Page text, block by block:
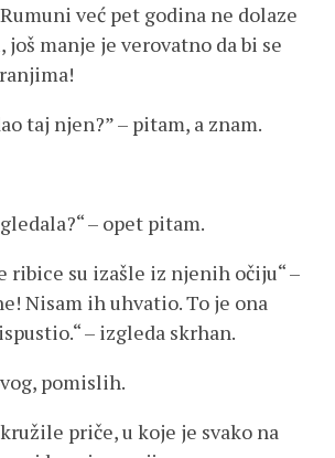
već pet godina ne dolaze
još manje je verovatno da bi se
taj njen?” – pitam, a znam.
– opet pitam.
ribice su izašle iz njenih očiju“ –
Nisam ih uhvatio. To je ona
– izgleda skrhan.
pomislih.
priče, u koje je svako na